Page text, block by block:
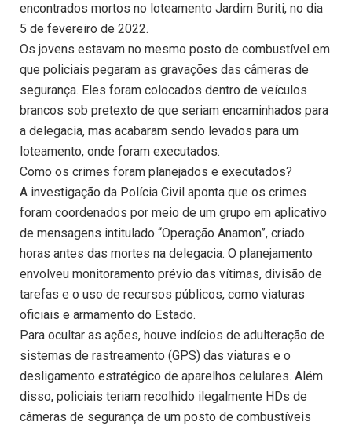
encontrados mortos no loteamento Jardim Buriti, no dia
5 de fevereiro de 2022.
Os jovens estavam no mesmo posto de combustível em
que policiais pegaram as gravações das câmeras de
segurança. Eles foram colocados dentro de veículos
brancos sob pretexto de que seriam encaminhados para
a delegacia, mas acabaram sendo levados para um
loteamento, onde foram executados.
Como os crimes foram planejados e executados?
A investigação da Polícia Civil aponta que os crimes
foram coordenados por meio de um grupo em aplicativo
de mensagens intitulado “Operação Anamon”, criado
horas antes das mortes na delegacia. O planejamento
envolveu monitoramento prévio das vítimas, divisão de
tarefas e o uso de recursos públicos, como viaturas
oficiais e armamento do Estado.
Para ocultar as ações, houve indícios de adulteração de
sistemas de rastreamento (GPS) das viaturas e o
desligamento estratégico de aparelhos celulares. Além
disso, policiais teriam recolhido ilegalmente HDs de
câmeras de segurança de um posto de combustíveis